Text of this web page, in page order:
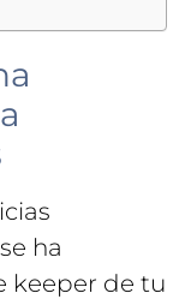
ha
keeper de tu